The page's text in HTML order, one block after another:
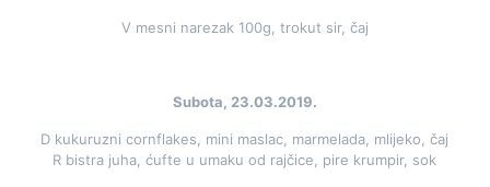
V mesni narezak 100g, trokut sir, čaj
Subota, 23.03.2019.
D kukuruzni cornflakes, mini maslac, marmelada, mlijeko, čaj
R bistra juha, ćufte u umaku od rajčice, pire krumpir, sok